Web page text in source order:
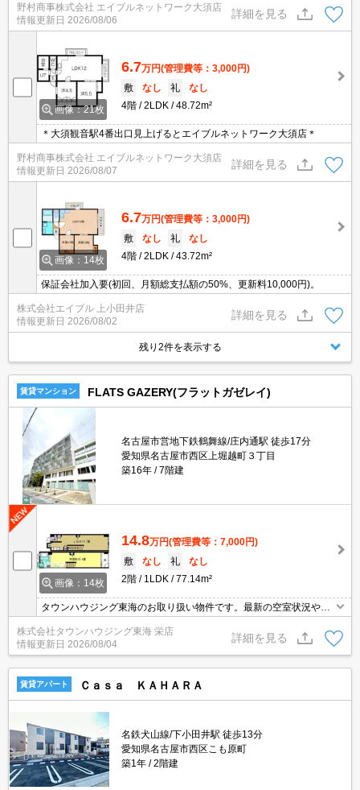
野村商事株式会社 エイブルネットワーク大須店
情報更新日 2026/08/06
詳細を見る
画像：21枚
6.7万円(管理費等：3,000円)
敷
なし 礼
なし
4階
2LDK 48.72m²
＊大須観音駅4番出口見上げるとエイブルネットワーク大須店＊
野村商事株式会社 エイブルネットワーク大須店
情報更新日 2026/08/07
詳細を見る
画像：14枚
6.7万円(管理費等：3,000円)
敷
なし 礼
なし
4階
2LDK 43.72m²
保証会社加入要(初回、月額総支払額の50%、更新料10,000円)。
株式会社エイブル 上小田井店
情報更新日 2026/08/02
詳細を見る
残り2件を表示する
賃貸マンション FLATS GAZERY(フラットガゼレイ)
名古屋市営地下鉄鶴舞線/庄内通駅 徒歩17分
愛知県名古屋市西区上堀越町３丁目
築16年
7階建
画像：14枚
14.8万円(管理費等：7,000円)
敷
なし 礼
なし
2階
1LDK 77.14m²
タウンハウジング東海のお取り扱い物件です。最新の空室状況やの
詳細などお気軽にお問い合わせ下さい。
株式会社タウンハウジング東海 栄店
情報更新日 2026/08/04
詳細を見る
賃貸アパート Ｃａｓａ ＫＡＨＡＲＡ
名鉄犬山線/下小田井駅 徒歩13分
愛知県名古屋市西区こも原町
築1年
2階建